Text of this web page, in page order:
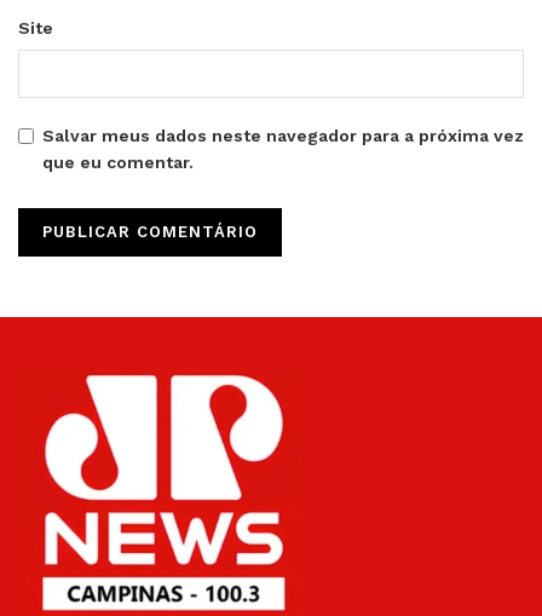
Site
Salvar meus dados neste navegador para a próxima vez
que eu comentar.